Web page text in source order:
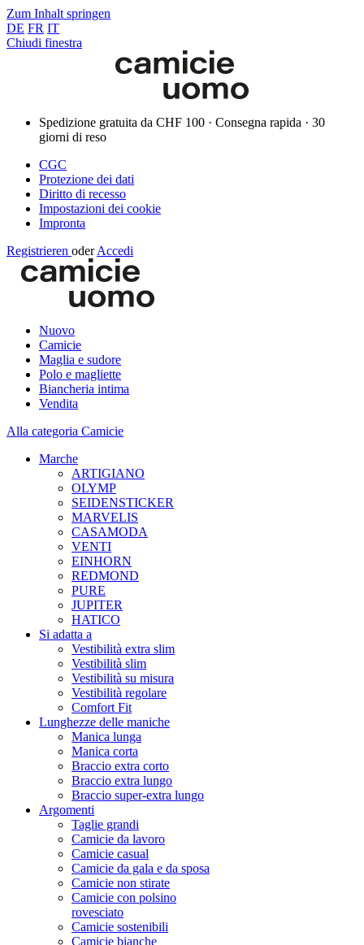
Zum Inhalt springen
DE FR IT
Chiudi finestra
Spedizione gratuita da CHF 100 · Consegna rapida · 30
giorni di reso
CGC
Protezione dei dati
Diritto di recesso
Impostazioni dei cookie
Impronta
Registrieren oder Accedi
Nuovo
Camicie
Maglia e sudore
Polo e magliette
Biancheria intima
Vendita
Alla categoria Camicie
Marche
ARTIGIANO
OLYMP
SEIDENSTICKER
MARVELIS
CASAMODA
VENTI
EINHORN
REDMOND
PURE
JUPITER
HATICO
Si adatta a
Vestibilità extra slim
Vestibilità slim
Vestibilità su misura
Vestibilità regolare
Comfort Fit
Lunghezze delle maniche
Manica lunga
Manica corta
Braccio extra corto
Braccio extra lungo
Braccio super-extra lungo
Argomenti
Taglie grandi
Camicie da lavoro
Camicie casual
Camicie da gala e da sposa
Camicie non stirate
Camicie con polsino
rovesciato
Camicie sostenibili
Camicie bianche